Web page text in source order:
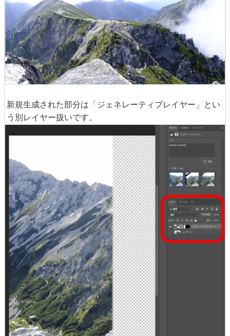
新規生成された部分は「ジェネレーティブレイヤー」とい
う別レイヤー扱いです。